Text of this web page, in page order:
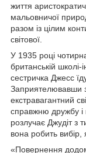
життя
мальовничої
разом із цілим
світової.
У 1935 році
британській
сестричка Джесс
Заприятелювавши
екстравагантний
справж­ню дружбу і
розлучає Джудіт з
вона робить вибір,
«Повернення